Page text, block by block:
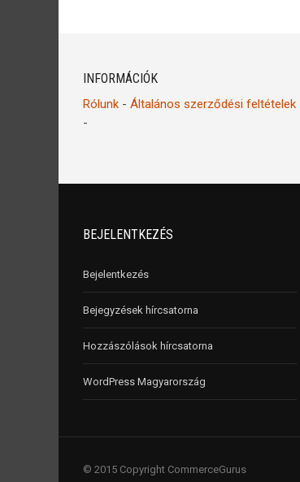
INFORMÁCIÓK
Rólunk - Általános szerződési feltételek
-
BEJELENTKEZÉS
Bejelentkezés
Bejegyzések hírcsatorna
Hozzászólások hírcsatorna
WordPress Magyarország
© 2015 Copyright CommerceGurus